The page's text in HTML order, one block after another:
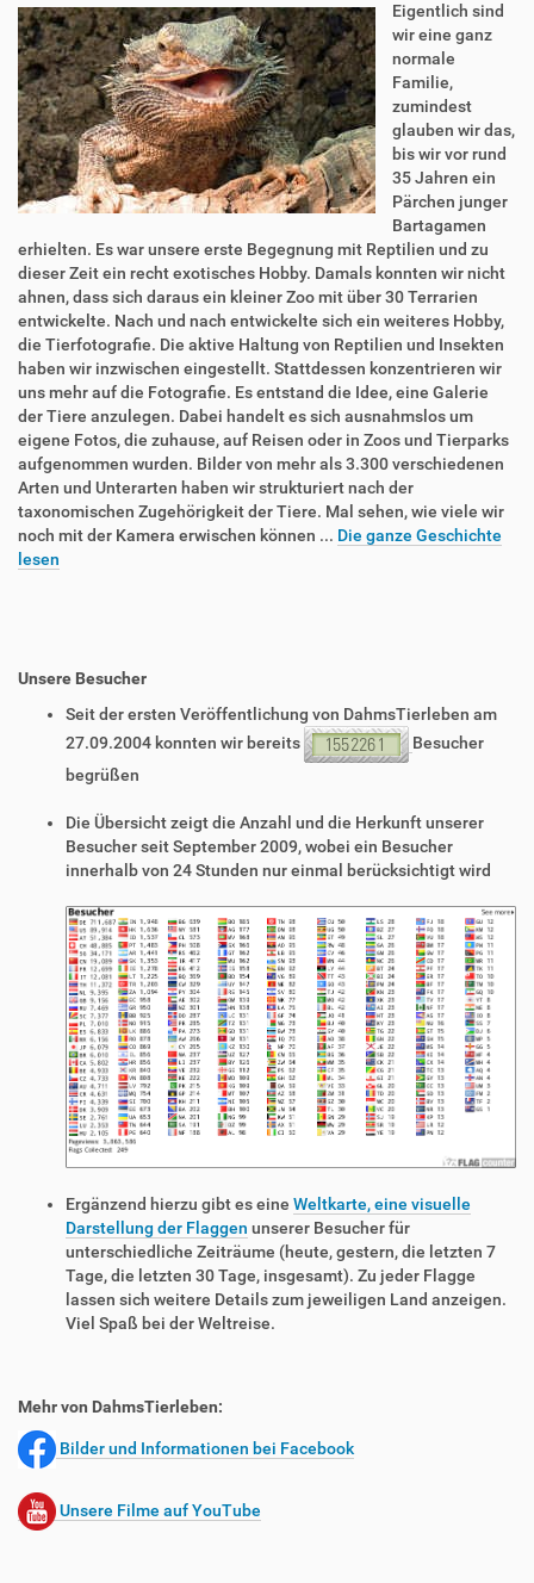
Eigentlich sind
wir eine ganz
normale
Familie,
zumindest
glauben wir das,
bis wir vor rund
35 Jahren ein
Pärchen junger
Bartagamen
erhielten. Es war unsere erste Begegnung mit Reptilien und zu
dieser Zeit ein recht exotisches Hobby. Damals konnten wir nicht
ahnen, dass sich daraus ein kleiner Zoo mit über 30 Terrarien
entwickelte. Nach und nach entwickelte sich ein weiteres Hobby,
die Tierfotografie. Die aktive Haltung von Reptilien und Insekten
haben wir inzwischen eingestellt. Stattdessen konzentrieren wir
uns mehr auf die Fotografie. Es entstand die Idee, eine Galerie
der Tiere anzulegen. Dabei handelt es sich ausnahmslos um
eigene Fotos, die zuhause, auf Reisen oder in Zoos und Tierparks
aufgenommen wurden. Bilder von mehr als 3.300 verschiedenen
Arten und Unterarten haben wir strukturiert nach der
taxonomischen Zugehörigkeit der Tiere. Mal sehen, wie viele wir
noch mit der Kamera erwischen können ... Die ganze Geschichte
lesen
Unsere Besucher
Seit der ersten Veröffentlichung von DahmsTierleben am
27.09.2004 konnten wir bereits
Besucher
begrüßen
Die Übersicht zeigt die Anzahl und die Herkunft unserer
Besucher seit September 2009, wobei ein Besucher
innerhalb von 24 Stunden nur einmal berücksichtigt wird
Ergänzend hierzu gibt es eine Weltkarte, eine visuelle
Darstellung der Flaggen unserer Besucher für
unterschiedliche Zeiträume (heute, gestern, die letzten 7
Tage, die letzten 30 Tage, insgesamt). Zu jeder Flagge
lassen sich weitere Details zum jeweiligen Land anzeigen.
Viel Spaß bei der Weltreise.
Mehr von DahmsTierleben:
Bilder und Informationen bei Facebook
Unsere Filme auf YouTube